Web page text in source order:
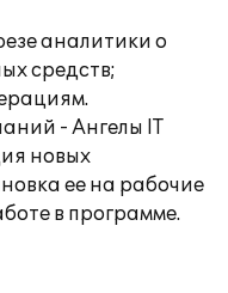
аналитики о
средств;
- Ангелы IT
новых
ее на рабочие
в программе.